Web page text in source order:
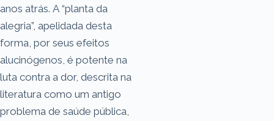
anos atrás. A “planta da
alegria”, apelidada desta
forma, por seus efeitos
alucinógenos, é potente na
luta contra a dor, descrita na
literatura como um antigo
problema de saúde pública,